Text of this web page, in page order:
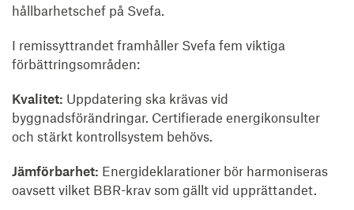
hållbarhetschef på Svefa.
I remissyttrandet framhåller Svefa fem viktiga
förbättringsområden:
Kvalitet: Uppdatering ska krävas vid
byggnadsförändringar. Certifierade energikonsulter
och stärkt kontrollsystem behövs.
Jämförbarhet: Energideklarationer bör harmoniseras
oavsett vilket BBR-krav som gällt vid upprättandet.